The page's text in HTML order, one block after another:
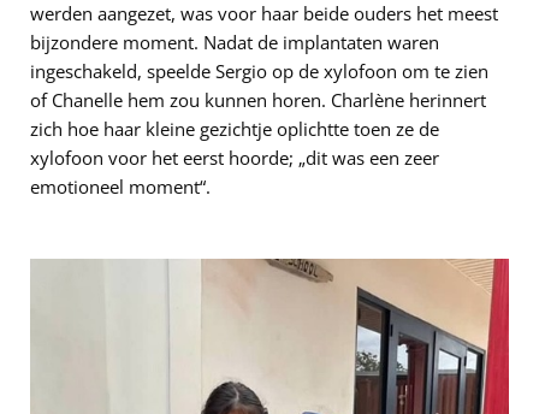
werden aangezet, was voor haar beide ouders het meest
bijzondere moment. Nadat de implantaten waren
ingeschakeld, speelde Sergio op de xylofoon om te zien
of Chanelle hem zou kunnen horen. Charlène herinnert
zich hoe haar kleine gezichtje oplichtte toen ze de
xylofoon voor het eerst hoorde; „dit was een zeer
emotioneel moment“.